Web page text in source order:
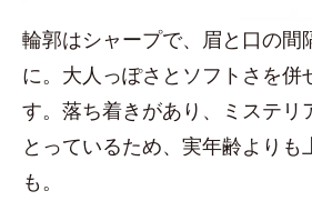
輪郭はシャープで、眉と口の間
に。大人っぽさとソフトさを併
す。落ち着きがあり、ミステリ
とっているため、実年齢よりも
も。